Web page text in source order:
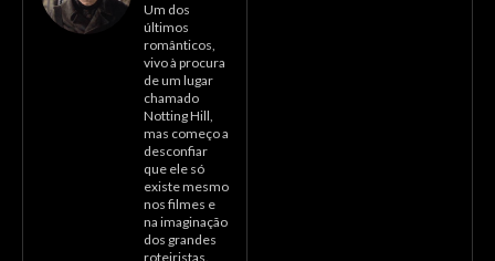
Um dos
últimos
românticos,
vivo à procura
de um lugar
chamado
Notting Hill,
mas começo a
desconfiar
que ele só
existe mesmo
nos filmes e
na imaginação
dos grandes
roteiristas.